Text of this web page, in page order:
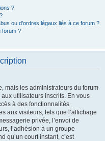
?
ou d’ordres légaux liés à ce forum ?
forum ?
mais les administrateurs du forum
utilisateurs inscrits. En vous
à des fonctionnalités
aux visiteurs, tels que l’affichage
privée, l’envoi de
l’adhésion à un groupe
qu’un court instant, c’est